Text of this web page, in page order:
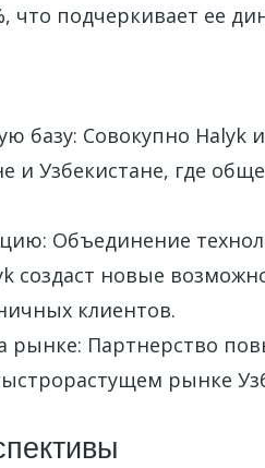
что подчеркивает ее
базу: Совокупно Halyk
и Узбекистане, где
Объединение
создаст новые
клиентов.
рынке: Партнерство
рынке